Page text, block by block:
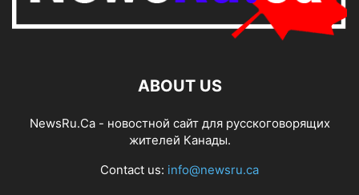
ABOUT US
NewsRu.Ca - новостной сайт для русскоговорящих
жителей Канады.
Contact us: info@newsru.ca